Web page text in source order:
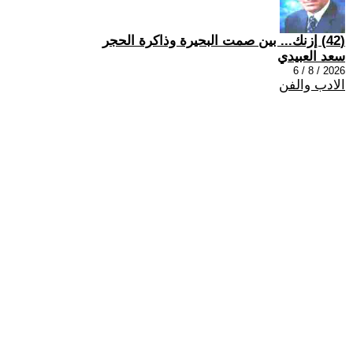
(42) إزنك... بين صمت البحيرة وذاكرة الحجر
سعد العبيدي
2026 / 8 / 6
الادب والفن